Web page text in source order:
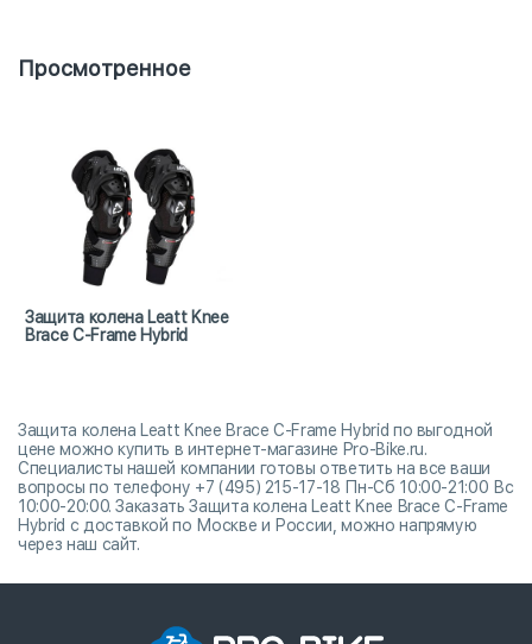
Просмотренное
Защита колена Leatt Knee
Brace C-Frame Hybrid
Защита колена Leatt Knee Brace C-Frame Hybrid по выгодной
цене можно купить в интернет-магазине Pro-Bike.ru.
Специалисты нашей компании готовы ответить на все ваши
вопросы по телефону +7 (495) 215-17-18 Пн-Сб 10:00-21:00 Вс
10:00-20:00. Заказать Защита колена Leatt Knee Brace C-Frame
Hybrid с доставкой по Москве и России, можно напрямую
через наш сайт.